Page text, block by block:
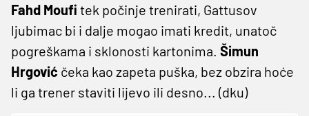
Fahd Moufi tek počinje trenirati, Gattusov
ljubimac bi i dalje mogao imati kredit, unatoč
pogreškama i sklonosti kartonima. Šimun
Hrgović čeka kao zapeta puška, bez obzira hoće
li ga trener staviti lijevo ili desno... (dku)